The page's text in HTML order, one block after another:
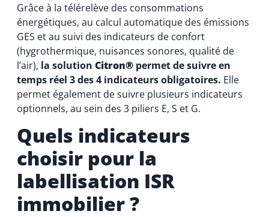
Grâce à la télérelève des consommations
énergétiques, au calcul automatique des émissions
GES et au suivi des indicateurs de confort
(hygrothermique, nuisances sonores, qualité de
l’air), la solution Citron® permet de suivre en
temps réel 3 des 4 indicateurs obligatoires. Elle
permet également de suivre plusieurs indicateurs
optionnels, au sein des 3 piliers E, S et G.
Quels indicateurs
choisir pour la
labellisation ISR
immobilier ?